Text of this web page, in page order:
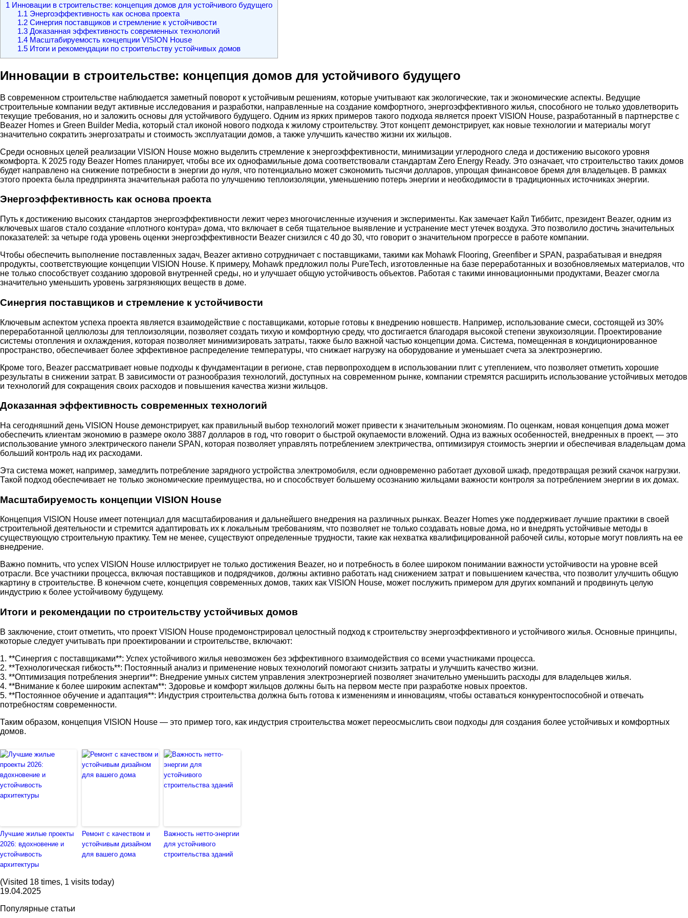
1 Инновации в строительстве: концепция домов для устойчивого будущего
1.1 Энергоэффективность как основа проекта
1.2Синергия поставщиков и стремление к устойчивости
1.3Доказанная эффективность современных технологий
1.4Масштабируемость концепции VISION House
1.5Итоги и рекомендации по строительству устойчивых домов
Инновации в строительстве: концепция домов для устойчивого будущего
В современном строительстве наблюдается заметный поворот к устойчивым решениям, которые учитывают как экологические, так и экономические аспекты. Ведущие
строительные компании ведут активные исследования и разработки, направленные на создание комфортного, энергоэффективного жилья, способного не только удовлетворить
текущие требования, но и заложить основы для устойчивого будущего. Одним из ярких примеров такого подхода является проект VISION House, разработанный в партнерстве с
Beazer Homes и Green Builder Media, который стал иконой нового подхода к жилому строительству. Этот концепт демонстрирует, как новые технологии и материалы могут
значительно сократить энергозатраты и стоимость эксплуатации домов, а также улучшить качество жизни их жильцов.
Среди основных целей реализации VISION House можно выделить стремление к энергоэффективности, минимизации углеродного следа и достижению высокого уровня
комфорта. К 2025 году Beazer Homes планирует, чтобы все их однофамильные дома соответствовали стандартам Zero Energy Ready. Это означает, что строительство таких домов
будет направлено на снижение потребности в энергии до нуля, что потенциально может сэкономить тысячи долларов, упрощая финансовое бремя для владельцев. В рамках
этого проекта была предпринята значительная работа по улучшению теплоизоляции, уменьшению потерь энергии и необходимости в традиционных источниках энергии.
Энергоэффективность как основа проекта
Путь к достижению высоких стандартов энергоэффективности лежит через многочисленные изучения и эксперименты. Как замечает Кайл Тиббитс, президент Beazer, одним из
ключевых шагов стало создание «плотного контура» дома, что включает в себя тщательное выявление и устранение мест утечек воздуха. Это позволило достичь значительных
показателей: за четыре года уровень оценки энергоэффективности Beazer снизился с 40 до 30, что говорит о значительном прогрессе в работе компании.
Чтобы обеспечить выполнение поставленных задач, Beazer активно сотрудничает с поставщиками, такими как Mohawk Flooring, Greenfiber и SPAN, разрабатывая и внедряя
продукты, соответствующие концепции VISION House. К примеру, Mohawk предложил полы PureTech, изготовленные на базе переработанных и возобновляемых материалов, что
не только способствует созданию здоровой внутренней среды, но и улучшает общую устойчивость объектов. Работая с такими инновационными продуктами, Beazer смогла
значительно уменьшить уровень загрязняющих веществ в доме.
Синергия поставщиков и стремление к устойчивости
Ключевым аспектом успеха проекта является взаимодействие с поставщиками, которые готовы к внедрению новшеств. Например, использование смеси, состоящей из 30%
переработанной целлюлозы для теплоизоляции, позволяет создать тихую и комфортную среду, что достигается благодаря высокой степени звукоизоляции. Проектирование
системы отопления и охлаждения, которая позволяет минимизировать затраты, также было важной частью концепции дома. Система, помещенная в кондиционированное
пространство, обеспечивает более эффективное распределение температуры, что снижает нагрузку на оборудование и уменьшает счета за электроэнергию.
Кроме того, Beazer рассматривает новые подходы к фундаментации в регионе, став первопроходцем в использовании плит с утеплением, что позволяет отметить хорошие
результаты в снижении затрат. В зависимости от разнообразия технологий, доступных на современном рынке, компании стремятся расширить использование устойчивых методов
и технологий для сокращения своих расходов и повышения качества жизни жильцов.
Доказанная эффективность современных технологий
На сегодняшний день VISION House демонстрирует, как правильный выбор технологий может привести к значительным экономиям. По оценкам, новая концепция дома может
обеспечить клиентам экономию в размере около 3887 долларов в год, что говорит о быстрой окупаемости вложений. Одна из важных особенностей, внедренных в проект, — это
использование умного электрического панели SPAN, которая позволяет управлять потреблением электричества, оптимизируя стоимость энергии и обеспечивая владельцам дома
больший контроль над их расходами.
Эта система может, например, замедлить потребление зарядного устройства электромобиля, если одновременно работает духовой шкаф, предотвращая резкий скачок нагрузки.
Такой подход обеспечивает не только экономические преимущества, но и способствует большему осознанию жильцами важности контроля за потреблением энергии в их домах.
Масштабируемость концепции VISION House
Концепция VISION House имеет потенциал для масштабирования и дальнейшего внедрения на различных рынках. Beazer Homes уже поддерживает лучшие практики в своей
строительной деятельности и стремится адаптировать их к локальным требованиям, что позволяет не только создавать новые дома, но и внедрять устойчивые методы в
существующую строительную практику. Тем не менее, существуют определенные трудности, такие как нехватка квалифицированной рабочей силы, которые могут повлиять на ее
внедрение.
Важно помнить, что успех VISION House иллюстрирует не только достижения Beazer, но и потребность в более широком понимании важности устойчивости на уровне всей
отрасли. Все участники процесса, включая поставщиков и подрядчиков, должны активно работать над снижением затрат и повышением качества, что позволит улучшить общую
картину в строительстве. В конечном счете, концепция современных домов, таких как VISION House, может послужить примером для других компаний и продвинуть целую
индустрию к более устойчивому будущему.
Итоги и рекомендации по строительству устойчивых домов
В заключение, стоит отметить, что проект VISION House продемонстрировал целостный подход к строительству энергоэффективного и устойчивого жилья. Основные принципы,
которые следует учитывать при проектировании и строительстве, включают:
1. **Синергия с поставщиками**: Успех устойчивого жилья невозможен без эффективного взаимодействия со всеми участниками процесса.
2. **Технологическая гибкость**: Постоянный анализ и применение новых технологий помогают снизить затраты и улучшить качество жизни.
3. **Оптимизация потребления энергии**: Внедрение умных систем управления электроэнергией позволяет значительно уменьшить расходы для владельцев жилья.
4. **Внимание к более широким аспектам**: Здоровье и комфорт жильцов должны быть на первом месте при разработке новых проектов.
5. **Постоянное обучение и адаптация**: Индустрия строительства должна быть готова к изменениям и инновациям, чтобы оставаться конкурентоспособной и отвечать
потребностям современности.
Таким образом, концепция VISION House — это пример того, как индустрия строительства может переосмыслить свои подходы для создания более устойчивых и комфортных
домов.
Лучшие жилые проекты
2026: вдохновение и
устойчивость
архитектуры
Ремонт с качеством и
устойчивым дизайном
для вашего дома
Важность нетто-энергии
для устойчивого
строительства зданий
(Visited 18 times, 1 visits today)
19.04.2025
Популярные статьи